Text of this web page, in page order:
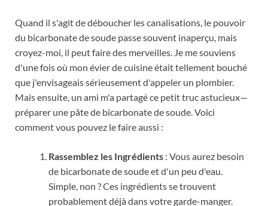
Quand il s'agit de déboucher les canalisations, le pouvoir
du bicarbonate de soude passe souvent inaperçu, mais
croyez-moi, il peut faire des merveilles. Je me souviens
d'une fois où mon évier de cuisine était tellement bouché
que j'envisageais sérieusement d'appeler un plombier.
Mais ensuite, un ami m'a partagé ce petit truc astucieux—
préparer une pâte de bicarbonate de soude. Voici
comment vous pouvez le faire aussi :
Rassemblez les Ingrédients : Vous aurez besoin
de bicarbonate de soude et d'un peu d'eau.
Simple, non ? Ces ingrédients se trouvent
probablement déjà dans votre garde-manger.